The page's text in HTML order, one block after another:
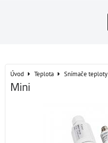
Úvod Teplota Snímače teploty
Mini